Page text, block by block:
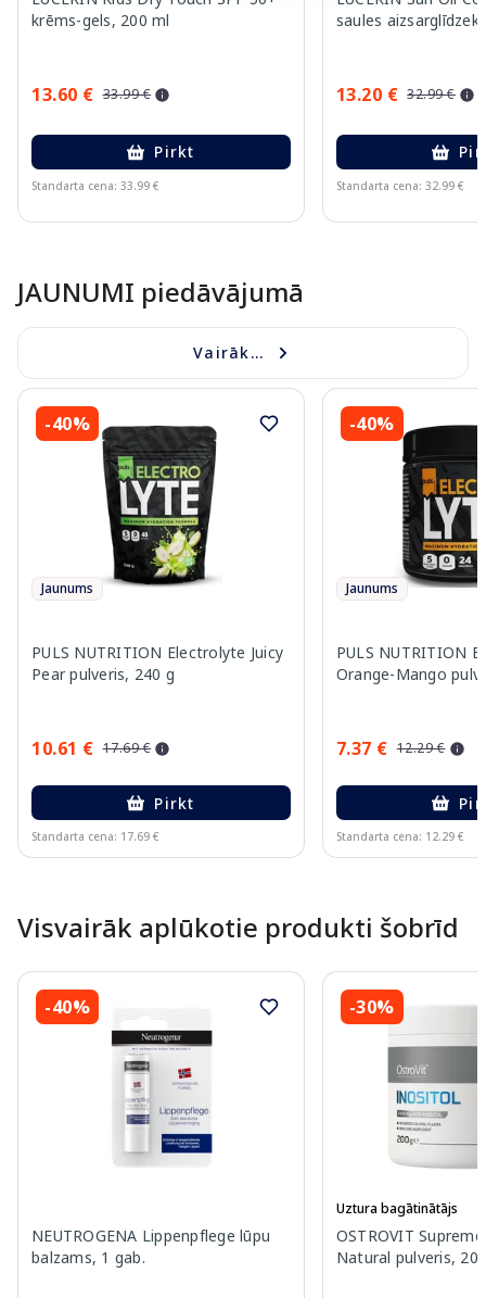
krēms-gels, 200 ml
13.60 € 33.99 €
Pirkt
Standarta cena: 33.99 €
saules
13.20 € 32.99 €
Standarta cena: 32.99 €
JAUNUMI piedāvājumā
Vairāk...
-40%
Jaunums
PULS NUTRITION Electrolyte Juicy
Pear pulveris, 240 g
10.61 € 17.69 €
Pirkt
Standarta cena: 17.69 €
-40%
Jaunums
PULS NUTRITION
Orange-Mango
7.37 € 12.29 €
Standarta cena: 12.29 €
Visvairāk aplūkotie produkti šobrīd
-40%
NEUTROGENA Lippenpflege lūpu
balzams, 1 gab.
-30%
Uztura bagātinātājs
OSTROVIT
Natural pulveris,